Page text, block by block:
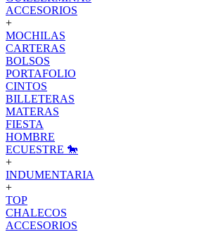
ACCESORIOS
+
MOCHILAS
CARTERAS
BOLSOS
PORTAFOLIO
CINTOS
BILLETERAS
MATERAS
FIESTA
HOMBRE
ECUESTRE 🐎
+
INDUMENTARIA
+
TOP
CHALECOS
ACCESORIOS